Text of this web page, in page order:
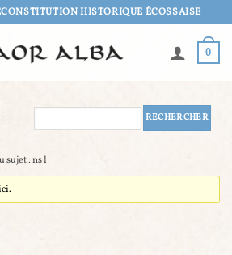
HISTORIQUE ÉCOSSAISE
0
sujet : ns l